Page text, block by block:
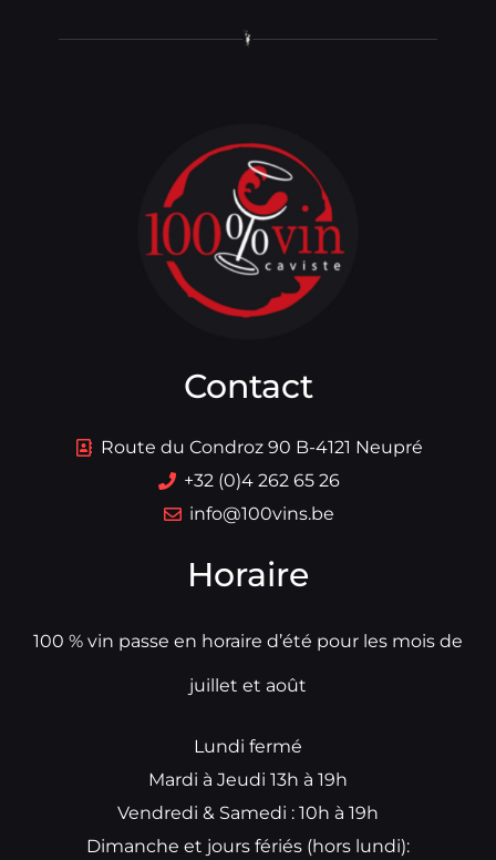
Contact
Route du Condroz 90 B-4121 Neupré
+32 (0)4 262 65 26
info@100vins.be
Horaire
100 % vin passe en horaire d’été pour les mois de
juillet et août
Lundi fermé
Mardi à Jeudi 13h à 19h
Vendredi & Samedi : 10h à 19h
Dimanche et jours fériés (hors lundi):